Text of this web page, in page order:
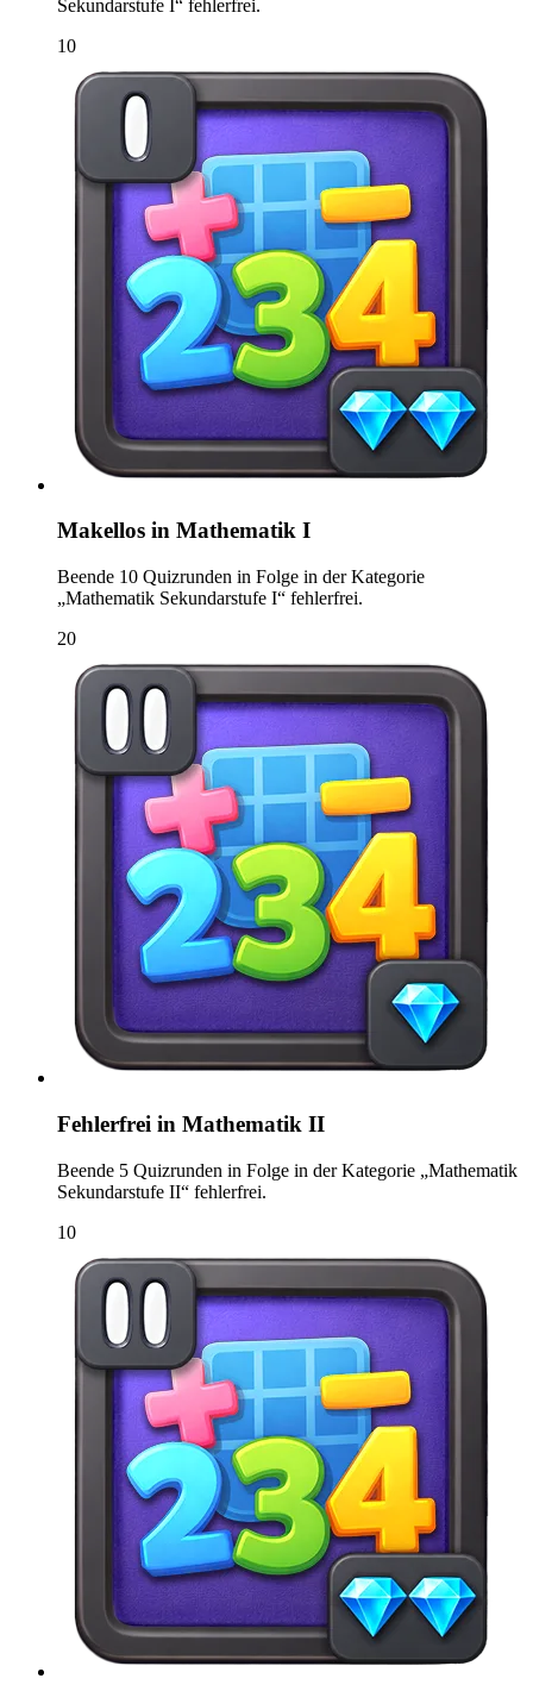
Sekundarstufe I“ fehlerfrei.
10
Makellos in Mathematik I
Beende 10 Quizrunden in Folge in der Kategorie
„Mathematik Sekundarstufe I“ fehlerfrei.
20
Fehlerfrei in Mathematik II
Beende 5 Quizrunden in Folge in der Kategorie „Mathematik
Sekundarstufe II“ fehlerfrei.
10